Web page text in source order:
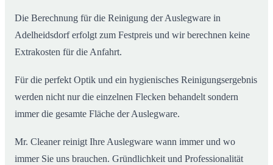
Die Berechnung für die Reinigung der Auslegware in
Adelheidsdorf erfolgt zum Festpreis und wir berechnen keine
Extrakosten für die Anfahrt.
Für die perfekt Optik und ein hygienisches Reinigungsergebnis
werden nicht nur die einzelnen Flecken behandelt sondern
immer die gesamte Fläche der Auslegware.
Mr. Cleaner reinigt Ihre Auslegware wann immer und wo
immer Sie uns brauchen. Gründlichkeit und Professionalität